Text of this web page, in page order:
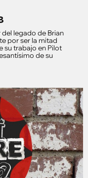
legado de Brian
por ser la mitad
su trabajo en Pilot
de su